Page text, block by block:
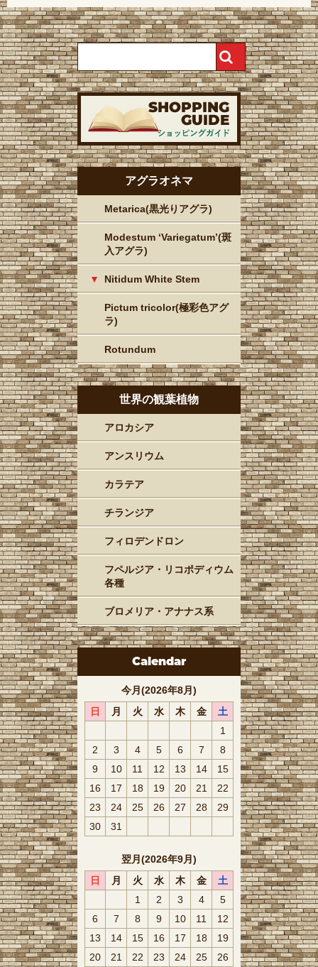
アグラオネマ
Metarica(黒光りアグラ)
Modestum ‘Variegatum’(斑
入アグラ)
Nitidum White Stem
Pictum tricolor(極彩色アグ
ラ)
Rotundum
世界の観葉植物
アロカシア
アンスリウム
カラテア
チランジア
フィロデンドロン
フペルジア・リコポディウム
各種
ブロメリア・アナナス系
Calendar
今月(2026年8月)
日
月 火 水 木 金
土
1
2
3 4 5 6 7
8
9
10 11 12 13 14
15
16
17 18 19 20 21
22
23
24 25 26 27 28
29
30
31
翌月(2026年9月)
日
月 火 水 木 金
土
1
2 3 4
5
6
7 8 9 10 11
12
13
14 15 16 17 18
19
20
21 22 23 24 25 26